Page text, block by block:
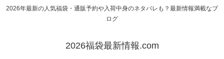
2026年最新の人気福袋・通販予約や入荷中身のネタバレも？最新情報満載なブ
ログ
2026福袋最新情報.com